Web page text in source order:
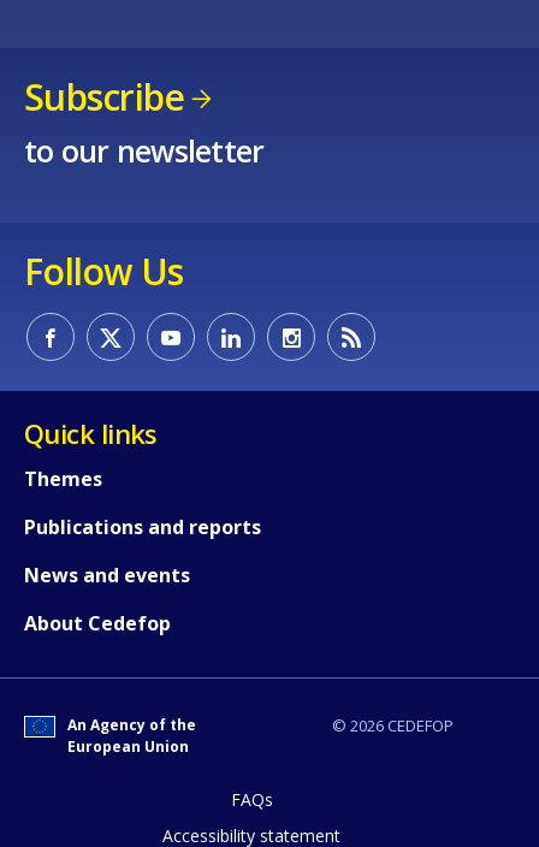
Subscribe
to our newsletter
Follow Us
Quick links
Themes
Publications and reports
News and events
About Cedefop
© 2026 CEDEFOP
An Agency of the
European Union
FAQs
Accessibility statement